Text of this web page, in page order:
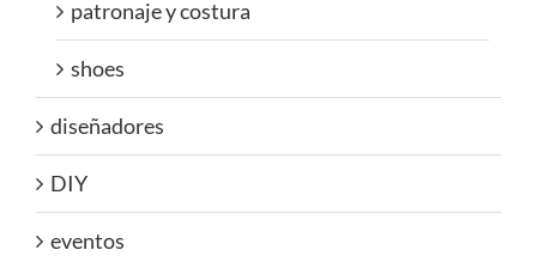
patronaje y costura
shoes
diseñadores
DIY
eventos